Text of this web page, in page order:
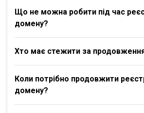
Що не можна робити під час
домену?
Хто має стежити за
Коли потрібно продовжити
домену?